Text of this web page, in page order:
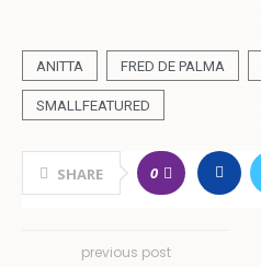
ANITTA FRED DE PALMA
SMALLFEATURED
SHARE 0
previous post